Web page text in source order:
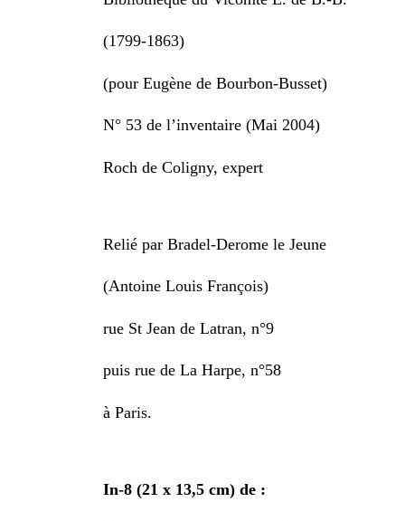
(1799-1863)
(pour Eugène de Bourbon-Busset)
N° 53 de l’inventaire (Mai 2004)
Roch de Coligny, expert
Relié par Bradel-Derome le Jeune
(Antoine Louis François)
rue St Jean de Latran, n°9
puis rue de La Harpe, n°58
à Paris.
In-8 (21 x 13,5 cm) de :